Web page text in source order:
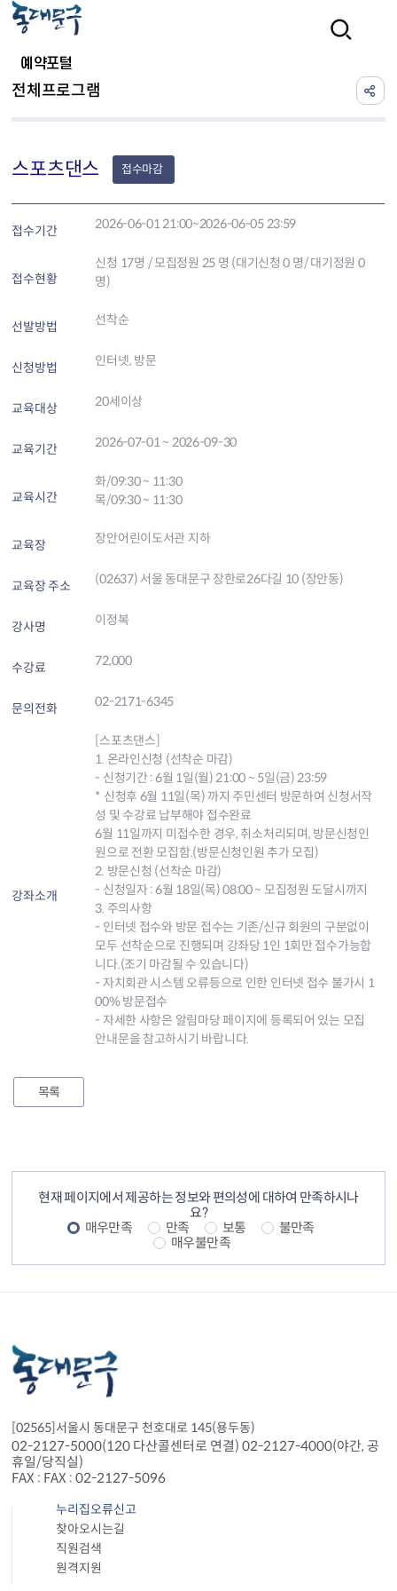
예약포털
전체프로그램
스포츠댄스 접수마감
접수기간 2026-06-01 21:00~2026-06-05 23:59
접수현황
신청 17명 / 모집정원 25 명 (대기신청 0 명/ 대기정원 0
명)
선발방법 선착순
신청방법 인터넷, 방문
교육대상 20세이상
교육기간 2026-07-01 ~ 2026-09-30
교육시간
화/09:30 ~ 11:30
목/09:30 ~ 11:30
교육장 장안어린이도서관 지하
교육장 주소 (02637) 서울 동대문구 장한로26다길 10 (장안동)
강사명 이정복
수강료 72,000
문의전화 02-2171-6345
강좌소개
[스포츠댄스]
1. 온라인신청 (선착순 마감)
- 신청기간 : 6월 1일(월) 21:00 ~ 5일(금) 23:59
* 신청후 6월 11일(목) 까지 주민센터 방문하여 신청서작
성 및 수강료 납부해야 접수완료
6월 11일까지 미접수한 경우, 취소처리되며, 방문신청인
원으로 전환 모집함.(방문신청인원 추가 모집)
2. 방문신청 (선착순 마감)
- 신청일자 : 6월 18일(목) 08:00 ~ 모집정원 도달시까지
3. 주의사항
- 인터넷 접수와 방문 접수는 기존/신규 회원의 구분없이
모두 선착순으로 진행되며 강좌당 1인 1회만 접수가능합
니다.(조기 마감될 수 있습니다)
- 자치회관 시스템 오류등으로 인한 인터넷 접수 불가시 1
00% 방문접수
- 자세한 사항은 알림마당 페이지에 등록되어 있는 모집
안내문을 참고하시기 바랍니다.
목록
현재 페이지에서 제공하는 정보와 편의성에 대하여 만족하시나
요?
매우만족
만족 보통
불만족
매우불만족
[02565]서울시 동대문구 천호대로 145(용두동)
02-2127-5000(120 다산콜센터로 연결) 02-2127-4000(야간, 공
휴일/당직실)
FAX : FAX : 02-2127-5096
누리집오류신고
찾아오시는길
직원검색
원격지원